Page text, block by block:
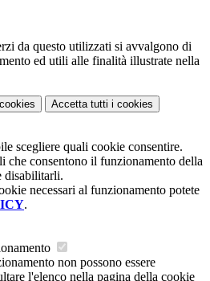
da questo utilizzati si avvalgono di
ed utili alle finalità illustrate nella
Accetta tutti i cookies
scegliere quali cookie consentire.
che consentono il funzionamento della
disabilitarli.
necessari al funzionamento potete
.
non possono essere
l'elenco nella pagina della cookie